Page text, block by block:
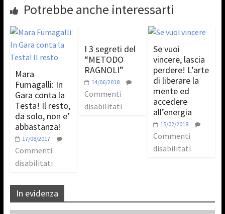
Potrebbe anche interessarti
Mara
Fumagalli: In
Gara conta la
Testa! Il resto,
da solo, non e’
abbastanza!
17/08/2017
Commenti
disabilitati
I 3 segreti del
“METODO
RAGNOLI”
14/06/2018
Commenti
disabilitati
Se vuoi
vincere, lascia
perdere! L’arte
di liberare la
mente ed
accedere
all’energia
15/02/2018
Commenti
disabilitati
In evidenza